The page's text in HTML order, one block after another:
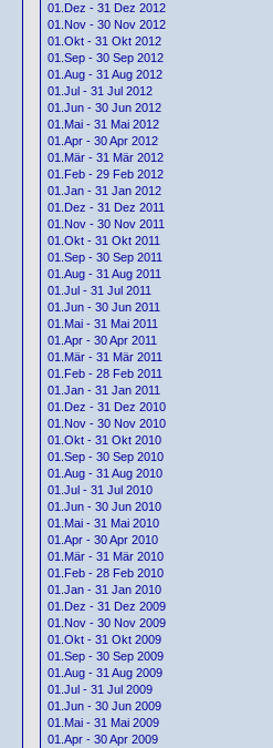
01.Dez - 31 Dez 2012
01.Nov - 30 Nov 2012
01.Okt - 31 Okt 2012
01.Sep - 30 Sep 2012
01.Aug - 31 Aug 2012
01.Jul - 31 Jul 2012
01.Jun - 30 Jun 2012
01.Mai - 31 Mai 2012
01.Apr - 30 Apr 2012
01.Mär - 31 Mär 2012
01.Feb - 29 Feb 2012
01.Jan - 31 Jan 2012
01.Dez - 31 Dez 2011
01.Nov - 30 Nov 2011
01.Okt - 31 Okt 2011
01.Sep - 30 Sep 2011
01.Aug - 31 Aug 2011
01.Jul - 31 Jul 2011
01.Jun - 30 Jun 2011
01.Mai - 31 Mai 2011
01.Apr - 30 Apr 2011
01.Mär - 31 Mär 2011
01.Feb - 28 Feb 2011
01.Jan - 31 Jan 2011
01.Dez - 31 Dez 2010
01.Nov - 30 Nov 2010
01.Okt - 31 Okt 2010
01.Sep - 30 Sep 2010
01.Aug - 31 Aug 2010
01.Jul - 31 Jul 2010
01.Jun - 30 Jun 2010
01.Mai - 31 Mai 2010
01.Apr - 30 Apr 2010
01.Mär - 31 Mär 2010
01.Feb - 28 Feb 2010
01.Jan - 31 Jan 2010
01.Dez - 31 Dez 2009
01.Nov - 30 Nov 2009
01.Okt - 31 Okt 2009
01.Sep - 30 Sep 2009
01.Aug - 31 Aug 2009
01.Jul - 31 Jul 2009
01.Jun - 30 Jun 2009
01.Mai - 31 Mai 2009
01.Apr - 30 Apr 2009